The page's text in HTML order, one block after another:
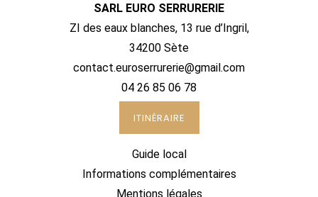
SARL EURO SERRURERIE
ZI des eaux blanches, 13 rue d’Ingril,
34200 Sète
contact.euroserrurerie@gmail.com
04 26 85 06 78
ITINÉRAIRE
Guide local
Informations complémentaires
Mentions légales